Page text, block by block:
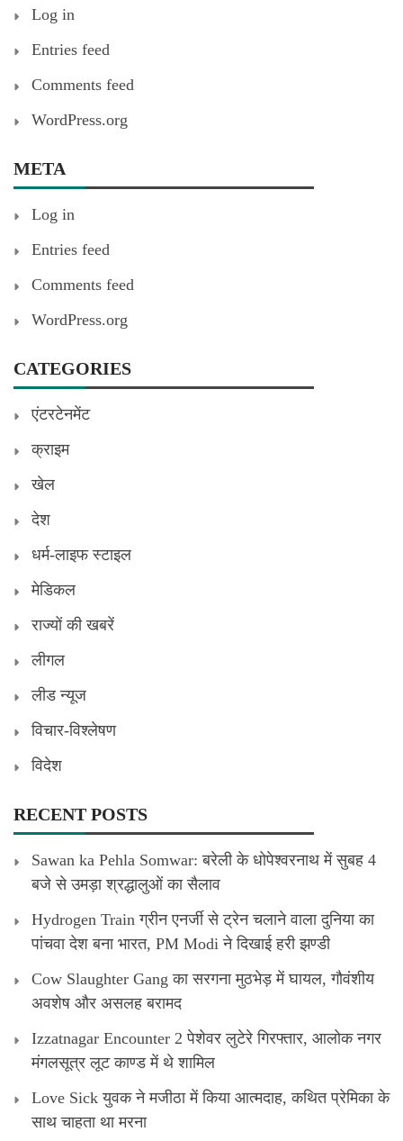
Log in
Entries feed
Comments feed
WordPress.org
META
Log in
Entries feed
Comments feed
WordPress.org
CATEGORIES
एंटरटेनमेंट
क्राइम
खेल
देश
धर्म-लाइफ स्टाइल
मेडिकल
राज्यों की खबरें
लीगल
लीड न्यूज
विचार-विश्लेषण
विदेश
RECENT POSTS
Sawan ka Pehla Somwar: बरेली के धोपेश्वरनाथ में सुबह 4
बजे से उमड़ा श्रद्धालुओं का सैलाव
Hydrogen Train ग्रीन एनर्जी से ट्रेन चलाने वाला दुनिया का
पांचवा देश बना भारत, PM Modi ने दिखाई हरी झण्डी
Cow Slaughter Gang का सरगना मुठभेड़ में घायल, गौवंशीय
अवशेष और असलह बरामद
Izzatnagar Encounter 2 पेशेवर लुटेरे गिरफ्तार, आलोक नगर
मंगलसूत्र लूट काण्‍ड में थे शामिल
Love Sick युवक ने मजीठा में किया आत्मदाह, कथित प्रेमिका के
साथ चाहता था मरना